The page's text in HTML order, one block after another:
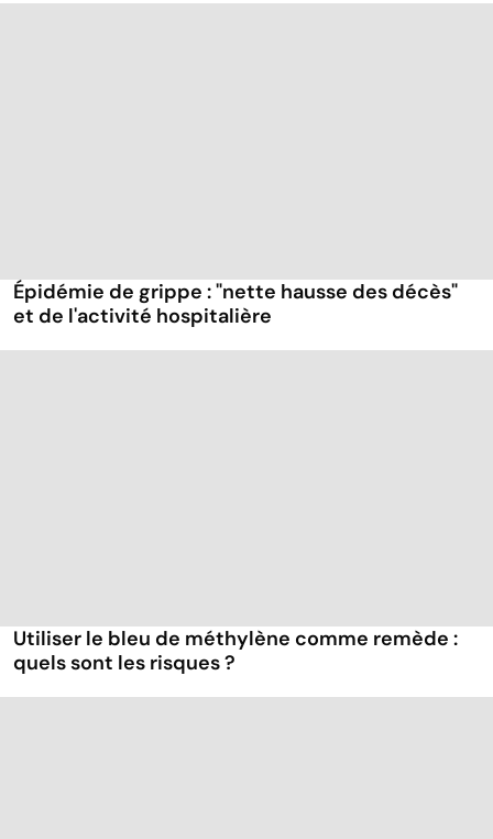
Épidémie de grippe : "nette hausse des décès"
et de l'activité hospitalière
Utiliser le bleu de méthylène comme remède :
quels sont les risques ?